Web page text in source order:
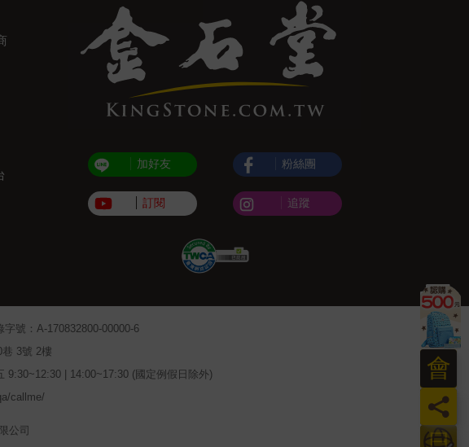
員
會
加好友
訂閱
粉絲團
追蹤
字號：A-170832800-00000-6
3號 2樓
9:30~12:30 | 14:00~17:30 (國定例假日除外)
callme/
公司